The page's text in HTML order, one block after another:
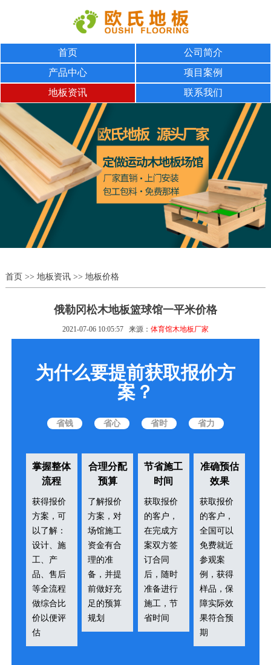
首页
公司简介
产品中心
项目案例
地板资讯
联系我们
首页>> 地板资讯>> 地板价格
俄勒冈松木地板篮球馆一平米价格
2021-07-06 10:05:57 来源： 体育馆木地板厂家
为什么要提前获取报价方
案？
省钱 省心 省时 省力
掌握整体
流程
获得报价
方案，可
以了解：
设计、施
工、产
品、售后
等全流程
做综合比
价以便评
估
合理分配
预算
了解报价
方案，对
场馆施工
资金有合
理的准
备，并提
前做好充
足的预算
规划
节省施工
时间
获取报价
的客户，
在完成方
案双方签
订合同
后，随时
准备进行
施工，节
省时间
准确预估
效果
获取报价
的客户，
全国可以
免费就近
参观案
例，获得
样品，保
障实际效
果符合预
期